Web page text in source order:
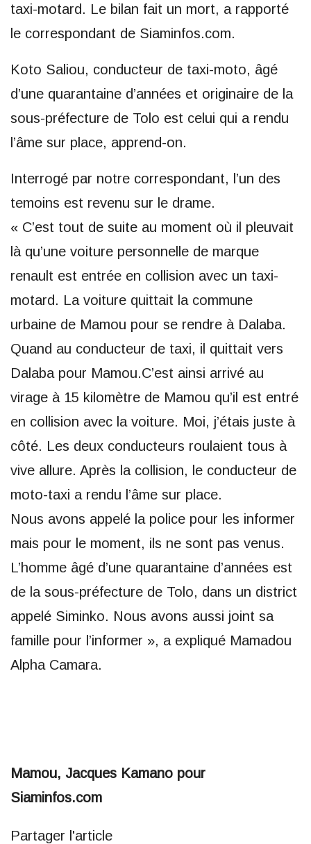
taxi-motard. Le bilan fait un mort, a rapporté
le correspondant de Siaminfos.com.
Koto Saliou, conducteur de taxi-moto, âgé
d’une quarantaine d’années et originaire de la
sous-préfecture de Tolo est celui qui a rendu
l’âme sur place, apprend-on.
Interrogé par notre correspondant, l’un des
temoins est revenu sur le drame.
« C’est tout de suite au moment où il pleuvait
là qu’une voiture personnelle de marque
renault est entrée en collision avec un taxi-
motard. La voiture quittait la commune
urbaine de Mamou pour se rendre à Dalaba.
Quand au conducteur de taxi, il quittait vers
Dalaba pour Mamou.C’est ainsi arrivé au
virage à 15 kilomètre de Mamou qu’il est entré
en collision avec la voiture. Moi, j’étais juste à
côté. Les deux conducteurs roulaient tous à
vive allure. Après la collision, le conducteur de
moto-taxi a rendu l’âme sur place.
Nous avons appelé la police pour les informer
mais pour le moment, ils ne sont pas venus.
L’homme âgé d’une quarantaine d’années est
de la sous-préfecture de Tolo, dans un district
appelé Siminko. Nous avons aussi joint sa
famille pour l’informer », a expliqué Mamadou
Alpha Camara.
Mamou, Jacques Kamano pour
Siaminfos.com
Partager l'article